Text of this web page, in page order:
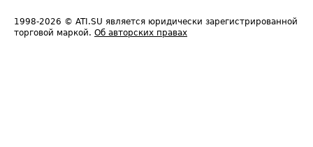
1998-2026 © ATI.SU является юридически зарегистрированной
торговой маркой. Об авторских правах